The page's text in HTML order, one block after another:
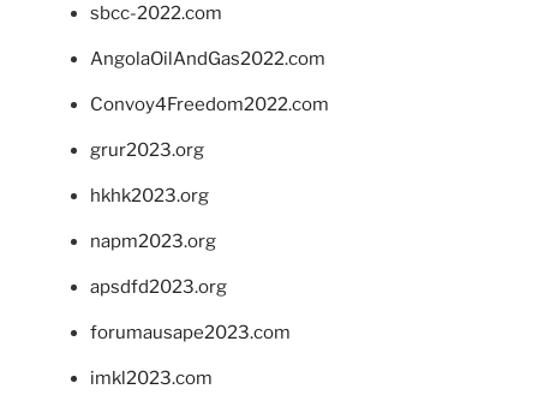
sbcc-2022.com
AngolaOilAndGas2022.com
Convoy4Freedom2022.com
grur2023.org
hkhk2023.org
napm2023.org
apsdfd2023.org
forumausape2023.com
imkl2023.com